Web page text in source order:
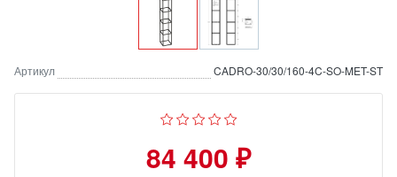
Артикул CADRO-30/30/160-4C-SO-MET-ST
84 400 ₽